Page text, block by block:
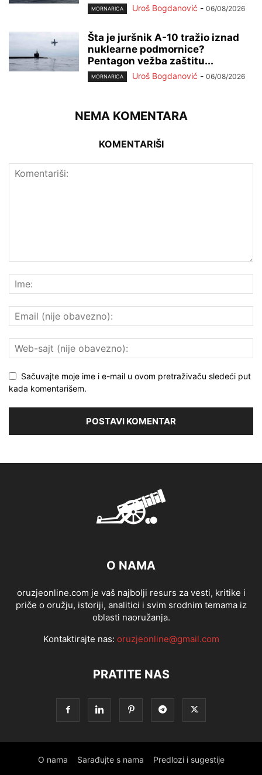
MORNARICA Uroš Bogdanović - 06/08/2026
Šta je juršnik A-10 tražio iznad
nuklearne podmornice?
Pentagon vežba zaštitu...
MORNARICA Uroš Bogdanović - 06/08/2026
NEMA KOMENTARA
KOMENTARIŠI
Sačuvajte moje ime i e-mail u ovom pretraživaču sledeći put
kada komentarišem.
O NAMA
oruzjeonline.com je vaš najbolji resurs za vesti, kritike i
priče o oružju, istoriji, analitici i svim srodnim temama iz
oblasti naoružanja.
Kontaktirajte nas: oruzjeonline@gmail.com
PRATITE NAS
O nama Sarađujte s nama Predlozi i sugestije